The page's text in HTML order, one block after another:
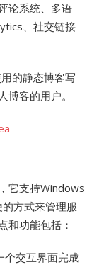
论系统、多语
、社交链接
的静态博客写
客的用户。
它支持Windows
方式来管理服
和功能包括：
个交互界面完成